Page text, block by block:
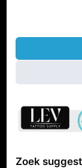
Zoek